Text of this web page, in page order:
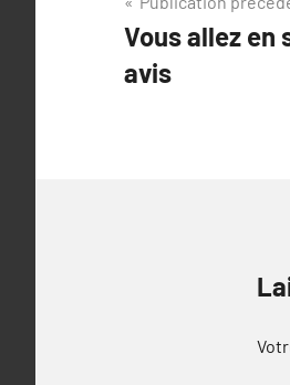
de
l’article
Vous allez en
avis